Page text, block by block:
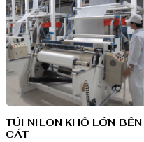
TÚI NILON KHỔ LỚN BẾN
CÁT